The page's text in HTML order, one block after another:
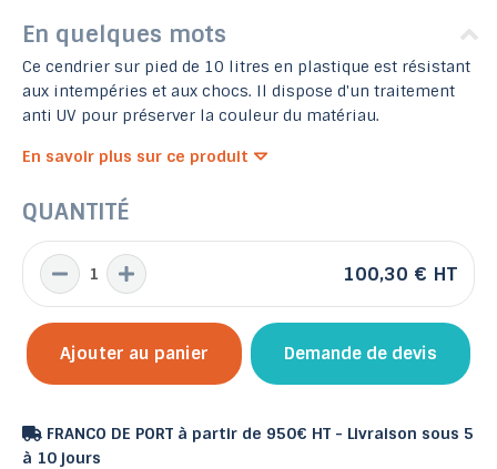
En quelques mots
Ce cendrier sur pied de 10 litres en plastique est résistant
aux intempéries et aux chocs. Il dispose d'un traitement
anti UV pour préserver la couleur du matériau.
En savoir plus sur ce produit
QUANTITÉ
100,30 € HT
Ajouter au panier Demande de devis
FRANCO DE PORT à partir de 950€ HT - Livraison sous 5
à 10 jours